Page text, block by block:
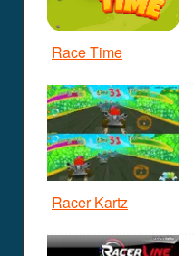
Race Time
Racer Kartz